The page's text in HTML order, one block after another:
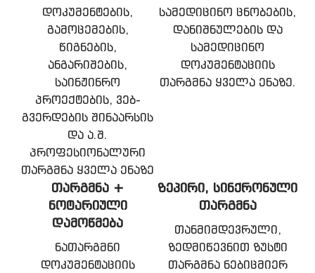
დოკუმენტების,
გამოცემების,
წიგნების,
ანგარიშების,
საინჟინრო
პროექტების, ვებ-
გვერდების შინაარსის
და ა.შ.
პროფესიონალური
თარგმნა ყველა ენაზე
სამედიცინო ცნობების,
დანიშნულების და
სამედიცინო
დოკუმენტაციის
თარგმნა ყველა ენაზე.
ᲗᲐᲠᲒᲛᲜᲐ +
ᲜᲝᲢᲐᲠᲘᲣᲚᲘ
ᲓᲐᲛᲝᲬᲛᲔᲑᲐ
ნათარგმნი
დოკუმენტაციის
ᲖᲔᲞᲘᲠᲘ, ᲡᲘᲜᲥᲠᲝᲜᲣᲚᲘ
ᲗᲐᲠᲒᲛᲜᲐ
თანმიმდევრული,
ზედმიწევნით ზუსტი
თარგმნა ნებიცმიერ